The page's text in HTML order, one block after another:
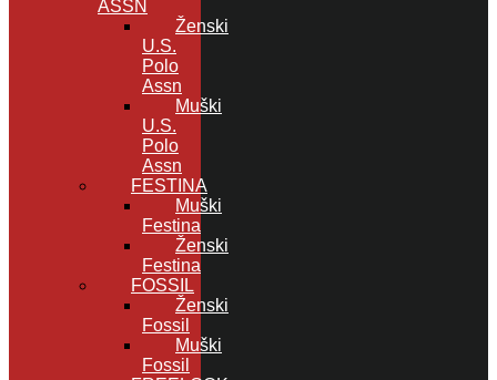
ASSN
Ženski
U.S.
Polo
Assn
Muški
U.S.
Polo
Assn
FESTINA
Muški
Festina
Ženski
Festina
FOSSIL
Ženski
Fossil
Muški
Fossil